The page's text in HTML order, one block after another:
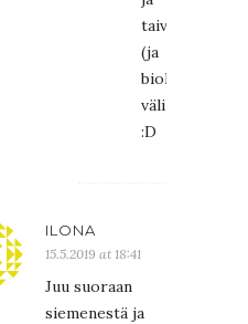
taivaan
(ja
biologian)
välillä!
:D
ILONA
15.5.2019 at 18:41
Juu suoraan
siemenestä ja